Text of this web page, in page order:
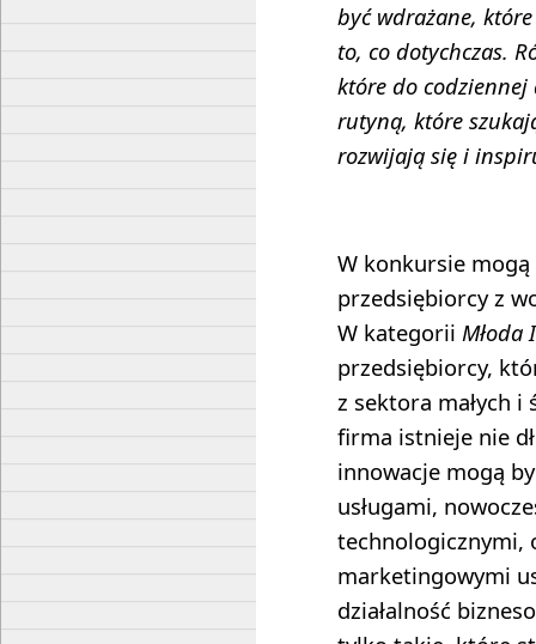
być wdrażane,
to, co dotychczas.
które do codziennej
rutyną, które
rozwijają się i
W konkursie mogą
przedsiębiorcy z
W kategorii Młoda
przedsiębiorcy,
z sektora małych
firma istnieje nie
innowacje mogą
usługami,
technologicznymi,
marketingowymi
działalność